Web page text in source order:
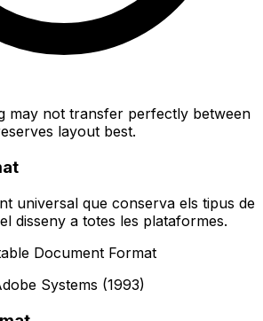
may not transfer perfectly between
layout best.
universal que conserva els tipus de
disseny a totes les plataformes.
Document Format
Systems (1993)